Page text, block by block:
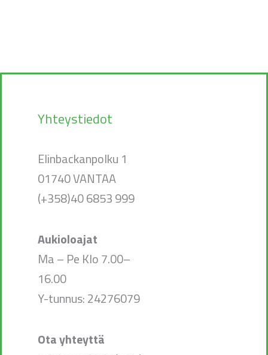
Yhteystiedot
Elinbackanpolku 1
01740 VANTAA
(+358)40 6853 999
Aukioloajat
Ma – Pe Klo 7.00–
16.00
Y-tunnus: 24276079
Ota yhteyttä